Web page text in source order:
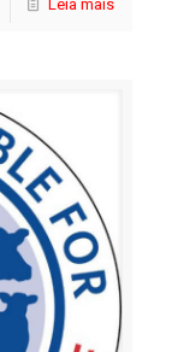
Leia mais